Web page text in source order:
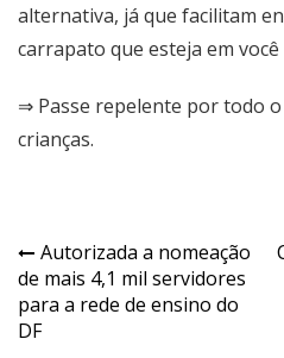
alternativa, já que facilitam
carrapato que esteja em você
⇒ Passe repelente por todo
crianças.
Navegação
de
Post
Autorizada a nomeação
de mais 4,1 mil servidores
para a rede de ensino do
DF